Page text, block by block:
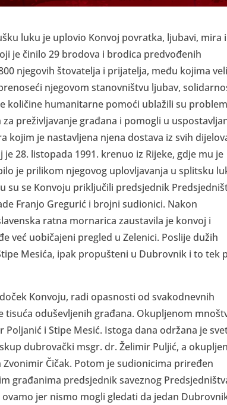
luku je uplovio Konvoj povratka, ljubavi, mira i
je činilo 29 brodova i brodica predvođenih
njegovih štovatelja i prijatelja, među kojima
njegovom stanovništvu ljubav,
količine humanitarne pomoći ublažili su problem
preživljavanje građana i pomogli u
je nastavljena njena dostava iz svih
28. listopada 1991. krenuo iz Rijeke, gdje mu je
je prilikom njegovog uplovljavanja u splitsku
su se Konvoju priključili predsjednik
Franjo Gregurić i brojni sudionici. Nakon
ratna mornarica zaustavila je konvoj i
već uobičajeni pregled u Zelenici. Poslije dužih
Mesića, ipak propušteni u Dubrovnik i to tek
Konvoju, radi opasnosti od svakodnevnih
oduševljenih građana. Okupljenom
i Stipe Mesić. Istoga dana održana je
dubrovački msgr. dr. Želimir Puljić, a
Čičak. Potom je sudionicima priređen
građanima predsjednik saveznog
jer nismo mogli gledati da jedan